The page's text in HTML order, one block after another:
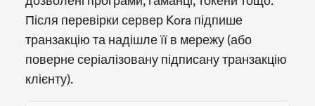
Після перевірки сервер Kora підпише
транзакцію та надішле її в мережу (або
поверне серіалізовану підписану транзакцію
клієнту).